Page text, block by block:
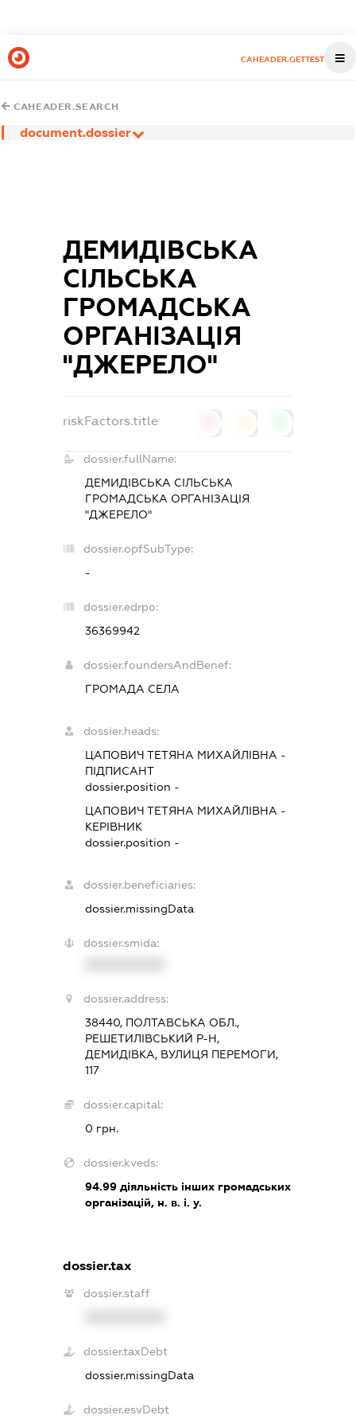
CAHEADER.GETTEST
CAHEADER.SEARCH
document.dossier
ДЕМИДІВСЬКА
СІЛЬСЬКА
ГРОМАДСЬКА
ОРГАНІЗАЦІЯ
"ДЖЕРЕЛО"
riskFactors.title
dossier.fullName:
ДЕМИДІВСЬКА СІЛЬСЬКА
ГРОМАДСЬКА ОРГАНІЗАЦІЯ
"ДЖЕРЕЛО"
dossier.opfSubType:
-
dossier.edrpo:
36369942
dossier.foundersAndBenef:
ГРОМАДА СЕЛА
dossier.heads:
ЦАПОВИЧ ТЕТЯНА МИХАЙЛІВНА -
ПІДПИСАНТ
dossier.position -
ЦАПОВИЧ ТЕТЯНА МИХАЙЛІВНА -
КЕРІВНИК
dossier.position -
dossier.beneficiaries:
dossier.missingData
dossier.smida:
dossier.address:
38440, ПОЛТАВСЬКА ОБЛ.,
РЕШЕТИЛІВСЬКИЙ Р-Н,
ДЕМИДІВКА, ВУЛИЦЯ ПЕРЕМОГИ,
117
dossier.capital:
0 грн.
dossier.kveds:
94.99діяльність інших громадських
організацій, н. в. і. у.
dossier.tax
dossier.staff
dossier.taxDebt
dossier.missingData
dossier.esvDebt